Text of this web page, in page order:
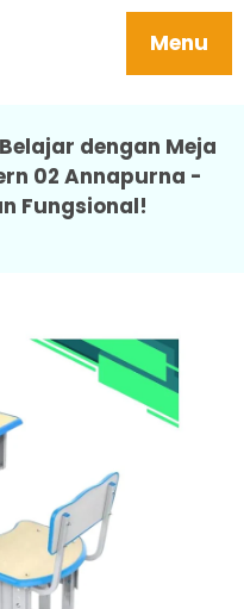
Menu
Mudah Rusak
Annapurna
dengan Meja
02 Annapurna -
Fungsional!